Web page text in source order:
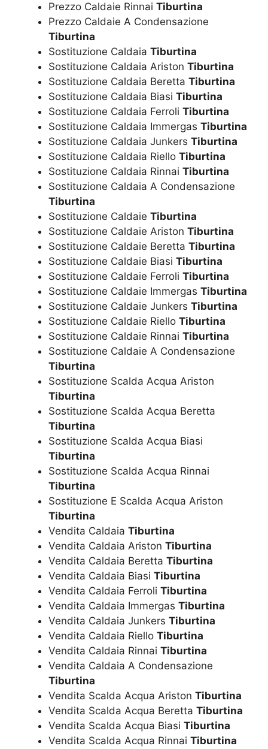
Prezzo Caldaie Rinnai Tiburtina
Prezzo Caldaie A Condensazione
Tiburtina
Sostituzione Caldaia Tiburtina
Sostituzione Caldaia Ariston Tiburtina
Sostituzione Caldaia Beretta Tiburtina
Sostituzione Caldaia Biasi Tiburtina
Sostituzione Caldaia Ferroli Tiburtina
Sostituzione Caldaia Immergas Tiburtina
Sostituzione Caldaia Junkers Tiburtina
Sostituzione Caldaia Riello Tiburtina
Sostituzione Caldaia Rinnai Tiburtina
Sostituzione Caldaia A Condensazione
Tiburtina
Sostituzione Caldaie Tiburtina
Sostituzione Caldaie Ariston Tiburtina
Sostituzione Caldaie Beretta Tiburtina
Sostituzione Caldaie Biasi Tiburtina
Sostituzione Caldaie Ferroli Tiburtina
Sostituzione Caldaie Immergas Tiburtina
Sostituzione Caldaie Junkers Tiburtina
Sostituzione Caldaie Riello Tiburtina
Sostituzione Caldaie Rinnai Tiburtina
Sostituzione Caldaie A Condensazione
Tiburtina
Sostituzione Scalda Acqua Ariston
Tiburtina
Sostituzione Scalda Acqua Beretta
Tiburtina
Sostituzione Scalda Acqua Biasi
Tiburtina
Sostituzione Scalda Acqua Rinnai
Tiburtina
Sostituzione E Scalda Acqua Ariston
Tiburtina
Vendita Caldaia Tiburtina
Vendita Caldaia Ariston Tiburtina
Vendita Caldaia Beretta Tiburtina
Vendita Caldaia Biasi Tiburtina
Vendita Caldaia Ferroli Tiburtina
Vendita Caldaia Immergas Tiburtina
Vendita Caldaia Junkers Tiburtina
Vendita Caldaia Riello Tiburtina
Vendita Caldaia Rinnai Tiburtina
Vendita Caldaia A Condensazione
Tiburtina
Vendita Scalda Acqua Ariston Tiburtina
Vendita Scalda Acqua Beretta Tiburtina
Vendita Scalda Acqua Biasi Tiburtina
Vendita Scalda Acqua Rinnai Tiburtina